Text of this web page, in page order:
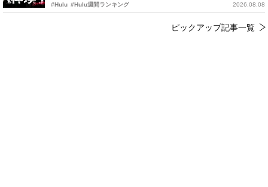
#Hulu #Hulu週間ランキング 2026.08.08
ピックアップ記事一覧